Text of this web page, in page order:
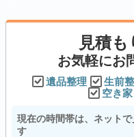
見積
お気軽にお
遺品整理 生前
空き
現在の時間帯は、ネット
す